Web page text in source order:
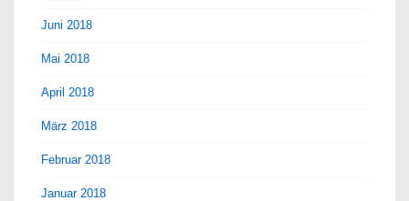
Juni 2018
Mai 2018
April 2018
März 2018
Februar 2018
Januar 2018